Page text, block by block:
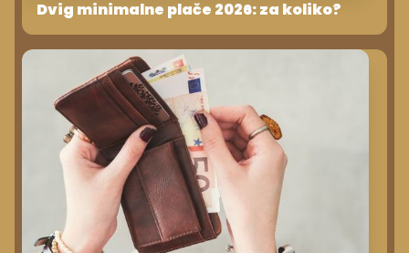
Dvig minimalne plače 2026: za koliko?